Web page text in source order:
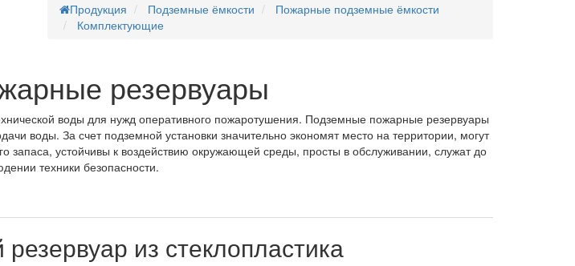
Продукция Подземные ёмкости
Пожарные подземные ёмкости
Комплектующие
резервуары
воды для нужд оперативного пожаротушения. Подземные пожарные резервуары
воды. За счет подземной установки значительно экономят место на территории, могут
запаса, устойчивы к воздействию окружающей среды, просты в обслуживании, служат до
техники безопасности.
из стеклопластика